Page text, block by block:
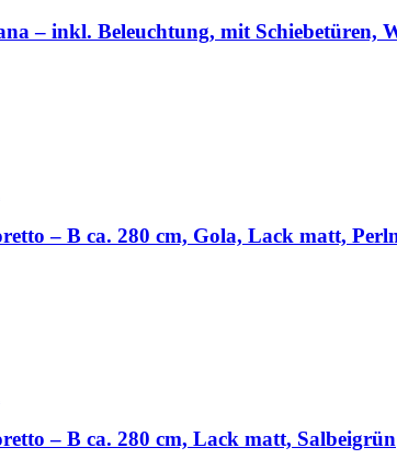
– inkl. Beleuchtung, mit Schiebetüren,
– B ca. 280 cm, Gola, Lack matt,
– B ca. 280 cm, Lack matt, Salbeigrün